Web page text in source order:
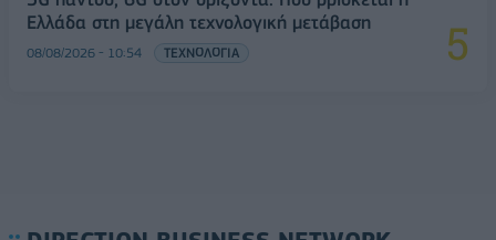
Ελλάδα στη μεγάλη τεχνολογική μετάβαση
08/08/2026 - 10:54 ΤΕΧΝΟΛΟΓΙΑ